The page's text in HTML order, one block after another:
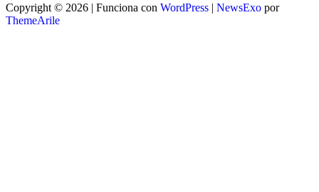
Copyright © 2026 | Funciona con WordPress | NewsExo por
ThemeArile